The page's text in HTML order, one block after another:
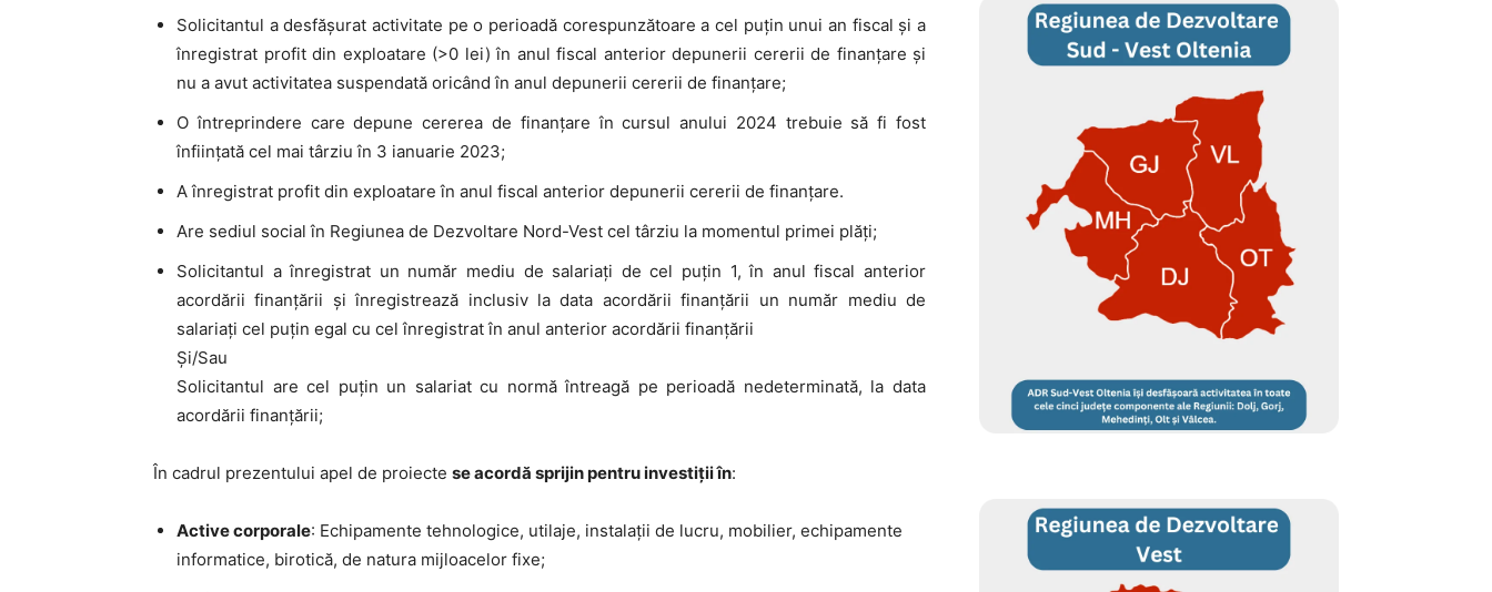
Solicitantul a desfășurat activitate pe o perioadă corespunzătoare a cel puțin unui an fiscal și a
înregistrat profit din exploatare (>0 lei) în anul fiscal anterior depunerii cererii de finanțare și
nu a avut activitatea suspendată oricând în anul depunerii cererii de finanțare;
O întreprindere care depune cererea de finanțare în cursulanului 2024 trebuie să fi fost
înființată cel mai târziu în 3 ianuarie 2023;
A înregistrat profit din exploatare în anul fiscal anterior depunerii cererii de finanțare.
Are sediul social în Regiunea de Dezvoltare Nord-Vest cel târziu la momentul primei plăți;
Solicitantul a înregistrat un număr mediu de salariați de cel puțin 1, în anul fiscal anterior
acordării finanțării și înregistrează inclusiv la data acordării finanțării un număr mediu de
salariați cel puțin egal cu cel înregistrat în anul anterior acordării finanțării
Și/Sau
Solicitantul are cel puțin un salariat cu normă întreagă pe perioadă nedeterminată, la data
acordării finanțării;
În cadrul prezentului apel de proiecte se acordă sprijin pentru investiții în:
Activecorporale: Echipamente tehnologice, utilaje, instalații de lucru, mobilier, echipamente
informatice, birotică, de natura mijloacelor fixe;